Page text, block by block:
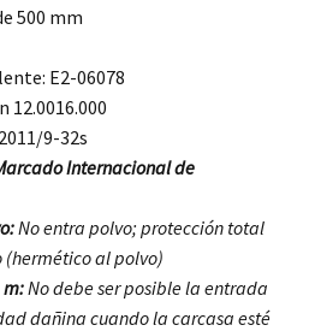
500 mm
E2-06078
12.0016.000
9-32s
Internacional de
No entra polvo; protección total
al polvo)
m:No debe ser posible la entrada
dañina cuando la carcasa esté